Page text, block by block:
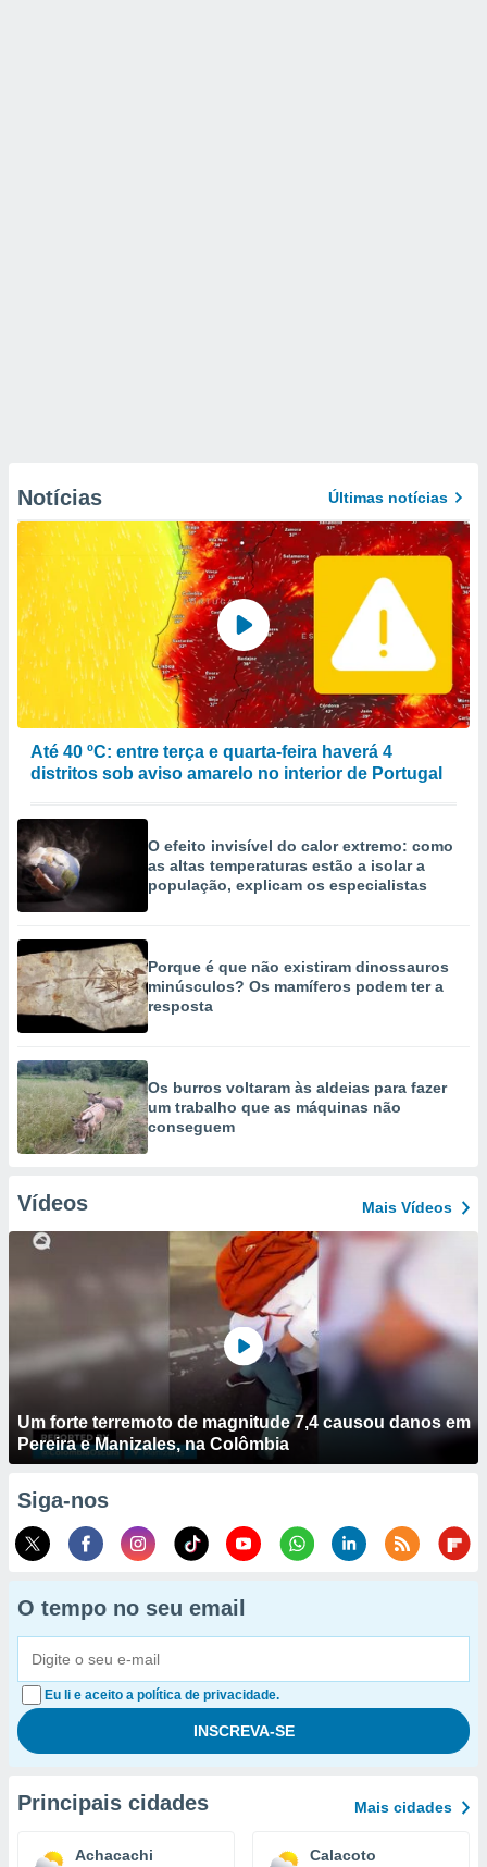
Notícias Últimas notícias
Até 40 ºC: entre terça e quarta-feira haverá 4
distritos sob aviso amarelo no interior de Portugal
O efeito invisível do calor extremo: como
as altas temperaturas estão a isolar a
população, explicam os especialistas
Porque é que não existiram dinossauros
minúsculos? Os mamíferos podem ter a
resposta
Os burros voltaram às aldeias para fazer
um trabalho que as máquinas não
conseguem
Vídeos Mais Vídeos
Um forte terremoto de magnitude 7,4 causou danos em
Pereira e Manizales, na Colômbia
Siga-nos
O tempo no seu email
Eu li e aceito a política de privacidade.
Principais cidades Mais cidades
Achacachi Calacoto